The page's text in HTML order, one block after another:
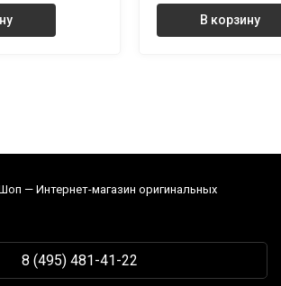
В корзину
— Интернет-магазин оригинальных
8 (495) 481-41-22